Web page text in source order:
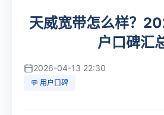
天威宽带怎么样？
户口碑汇
2026-04-13 22:30
💬 用户口碑